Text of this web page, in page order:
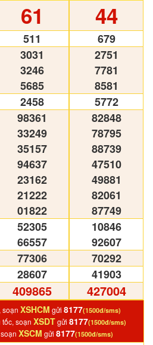
61
511
3031
3246
5685
2458
98361
33249
35157
94637
23162
21222
01822
52305
66557
77306
28607
409865
44
679
2751
7781
8581
5772
82848
78795
88739
47510
49881
82061
87749
10846
92607
70292
41903
427004
soạn XSHCM gửi 8177(1500đ/sms)
tốc, soạn XSDTgửi 8177(1500đ/sms)
XSCM gửi 8177(1500đ/sms)